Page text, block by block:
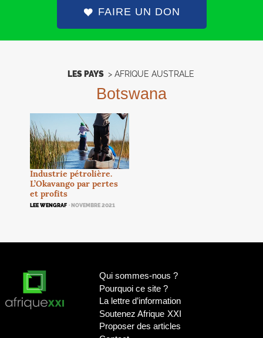
FAIRE UN DON
LES PAYS > AFRIQUE AUSTRALE
Botswana
Industrie pétrolière.
L’Okavango par pertes
et profits
LEE WENGRAF · NOVEMBRE 2021
Qui sommes-nous ?
Pourquoi ce site ?
La lettre d’information
Soutenez Afrique XXI
Proposer des articles